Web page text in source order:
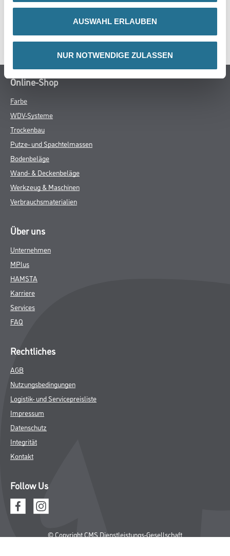
AUSWAHL ERLAUBEN
NUR NOTWENDIGE ZULASSEN
DATENBLÄTTER
SPEZIFIKATIONEN
Online-Shop
Farbe
WDV-Systeme
Trockenbau
Putze- und Spachtelmassen
Bodenbeläge
Wand- & Deckenbeläge
Werkzeug & Maschinen
Verbrauchsmaterialien
Über uns
Unternehmen
MPlus
HAMSTA
Karriere
Services
FAQ
Rechtliches
AGB
Nutzungsbedingungen
Logistik- und Servicepreisliste
Impressum
Datenschutz
Integrität
Kontakt
Follow Us
© Copyright CMS Dienstleistungs-Gesellschaft